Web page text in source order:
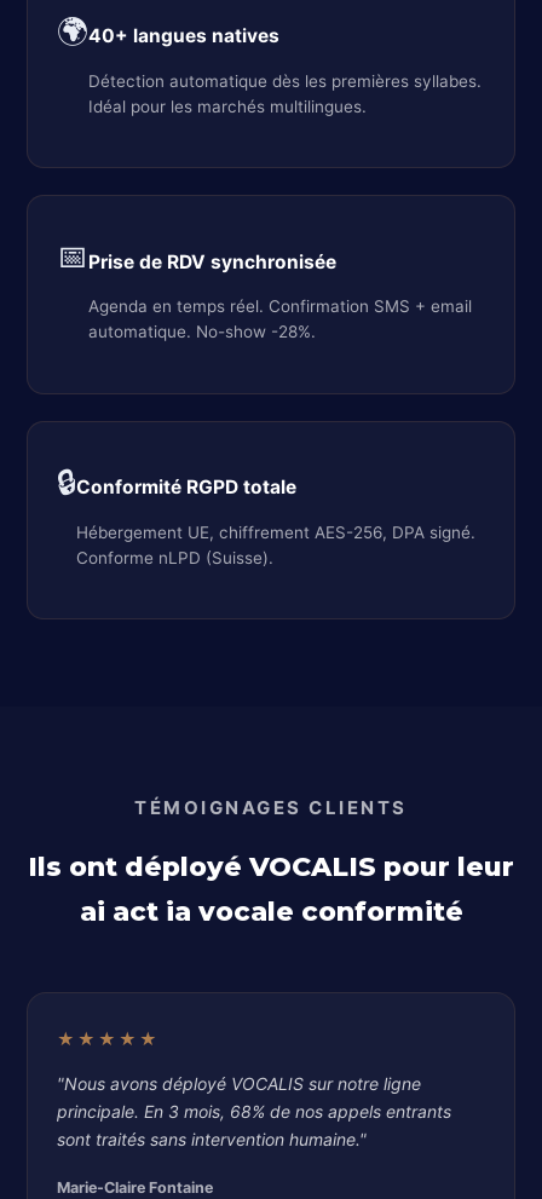
🌍40+ langues natives
Détection automatique dès les premières syllabes.
Idéal pour les marchés multilingues.
📅 Prise de RDV synchronisée
Agenda en temps réel. Confirmation SMS + email
automatique. No-show -28%.
🔒Conformité RGPD totale
Hébergement UE, chiffrement AES-256, DPA signé.
Conforme nLPD (Suisse).
TÉMOIGNAGES CLIENTS
Ils ont déployé VOCALIS pour leur
ai act ia vocale conformité
★★★★★
"Nous avons déployé VOCALIS sur notre ligne
principale. En 3 mois, 68% de nos appels entrants
sont traités sans intervention humaine."
Marie-Claire Fontaine